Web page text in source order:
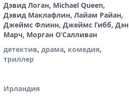
Дэвид Логан, Michael Queen,
Дэвид Маклафлин, Лайам Райан,
Джеймс Флинн, Джеймс Гибб, Дэн
Марч, Морган О’Салливан
детектив, драма, комедия,
триллер
Ирландия